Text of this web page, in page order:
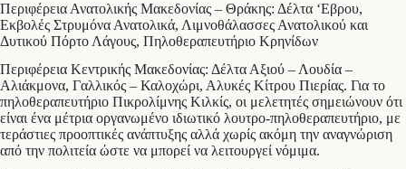
Περιφέρεια Ανατολικής Μακεδονίας – Θράκης: Δέλτα ‘Εβρου,
Εκβολές Στρυμόνα Ανατολικά, Λιμνοθάλασσες Ανατολικού και
Δυτικού Πόρτο Λάγους, Πηλοθεραπευτήριο Κρηνίδων
Περιφέρεια Κεντρικής Μακεδονίας: Δέλτα Αξιού – Λουδία –
Αλιάκμονα, Γαλλικός – Καλοχώρι, Αλυκές Κίτρου Πιερίας. Για το
πηλοθεραπευτήριο Πικρολίμνης Κιλκίς, οι μελετητές σημειώνουν ότι
είναι ένα μέτρια οργανωμένο ιδιωτικό λουτρο-πηλοθεραπευτήριο, με
τεράστιες προοπτικές ανάπτυξης αλλά χωρίς ακόμη την αναγνώριση
από την πολιτεία ώστε να μπορεί να λειτουργεί νόμιμα.